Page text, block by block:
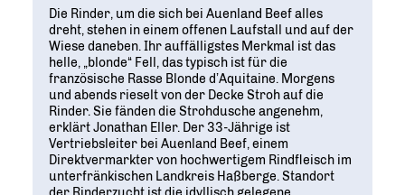
Bundesgeschäftsstelle
ANSPRECHPARTNER IN BERLIN
Geschichte
70 JAHRE WJD
Partner
NETZWERKE WELTWEIT
Partner
WIRTSCHAFTSGIPFEL
Know-how-Transfer
WIRTSCHAFT TRIFFT POLITIK
WJD Training
WJD TRAINING
Ein Tag Azubi
BERUFSEINSTIEG ERLEICHTERN
Digitalisierung
Europa und die Welt
Beruf und Familie
Bildung und Fachkräfte
Energie und Nachhaltigkeit
NEWS AUS DEM VERBAND
Publikationen
POSITIONSPAPIERE, BROSCHÜREN
Magazin
DIE JUNGE WIRTSCHAFT
Die Rinder, um die sich bei Auenland Beef alles
dreht, stehen in einem offenen Laufstall und auf der
Wiese daneben. Ihr auffälligstes Merkmal ist das
helle, „blonde“ Fell, das typisch ist für die
französische Rasse Blonde d’Aquitaine. Morgens
und abends rieselt von der Decke Stroh auf die
Rinder. Sie fänden die Strohdusche angenehm,
erklärt Jonathan Eller. Der 33-Jährige ist
Vertriebsleiter bei Auenland Beef, einem
Direktvermarkter von hochwertigem Rindfleisch im
unterfränkischen Landkreis Haßberge. Standort
der Rinderzucht ist die idyllisch gelegene